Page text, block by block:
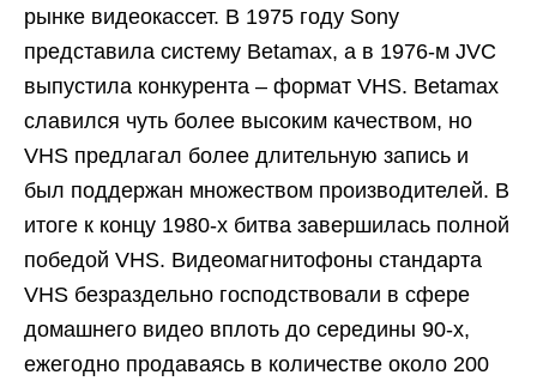
рынке видеокассет. В 1975 году Sony
представила систему Betamax, а в 1976-м JVC
выпустила конкурента – формат VHS. Betamax
славился чуть более высоким качеством, но
VHS предлагал более длительную запись и
был поддержан множеством производителей. В
итоге к концу 1980-х битва завершилась полной
победой VHS. Видеомагнитофоны стандарта
VHS безраздельно господствовали в сфере
домашнего видео вплоть до середины 90-х,
ежегодно продаваясь в количестве около 200